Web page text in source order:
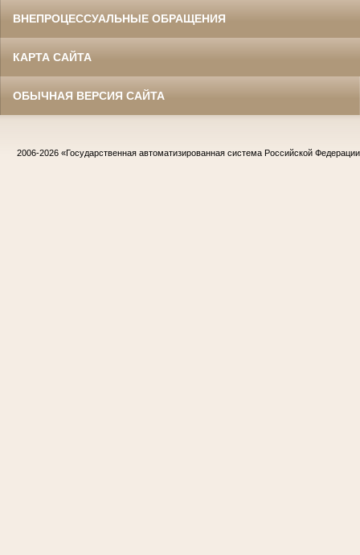
ВНЕПРОЦЕССУАЛЬНЫЕ ОБРАЩЕНИЯ
КАРТА САЙТА
ОБЫЧНАЯ ВЕРСИЯ САЙТА
2006-2026 «Государственная автоматизированная система Российской